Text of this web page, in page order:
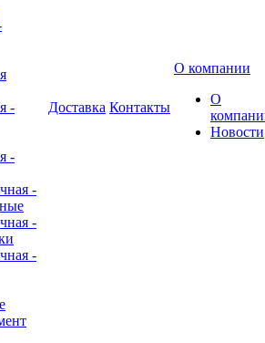
-
-
-
-
-
Доставка Контакты
О компании
О
Новости